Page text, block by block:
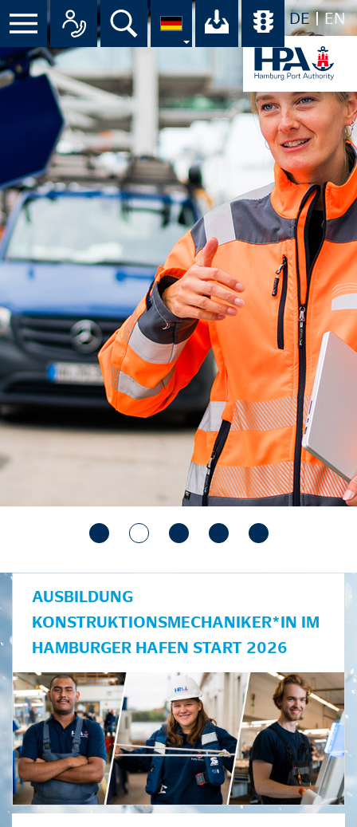
DE EN
Suche Ihr Download-
AUSBILDUNG
KONSTRUKTIONSMECHANIKER*IN IM
HAMBURGER HAFEN START 2026